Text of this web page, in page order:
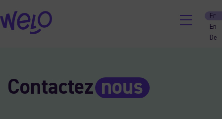
content
Fr
En
De
Contacteznous